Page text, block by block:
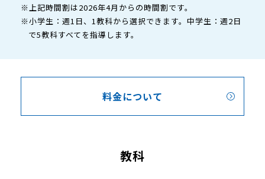
※上記時間割は2026年4月からの時間割です。
※小学生：週1日、1教科から選択できます。中学生：週2日
で5教科すべてを指導します。
料金について
教科